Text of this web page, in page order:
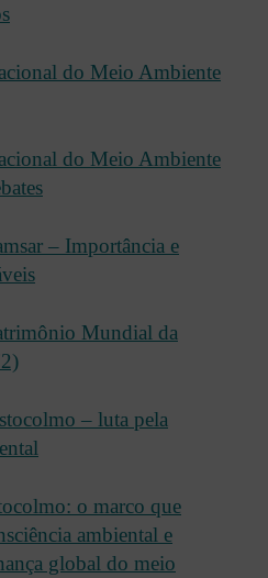
do Meio Ambiente
do Meio Ambiente
– Importância e
Mundial da
– luta pela
o marco que
ambiental e
global do meio